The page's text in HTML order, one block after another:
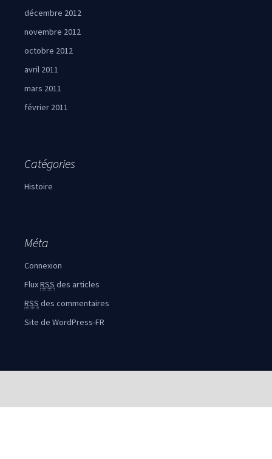
décembre 2012
novembre 2012
octobre 2012
avril 2011
mars 2011
février 2011
Catégories
Histoire
Méta
Connexion
FluxRSS des articles
RSS des commentaires
Site de WordPress-FR